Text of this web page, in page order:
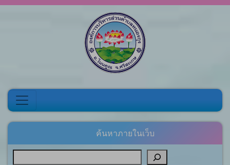
ค้นหาภายในเว็บ